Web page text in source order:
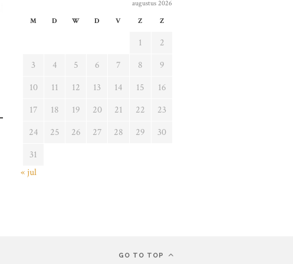
augustus 2026
M
D W D V Z Z
1
2
3
4 5 6 7 8
9
10
11 12 13 14 15
16
17
18 19 20 21 22
23
24
25 26 27 28 29
30
31
« jul
GO TO TOP